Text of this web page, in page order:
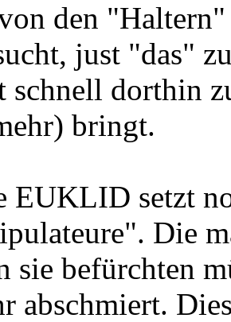
den
just "das"
schnell dorthin
bringt.
EUKLID setzt
Die
sie befürchten
abschmiert.